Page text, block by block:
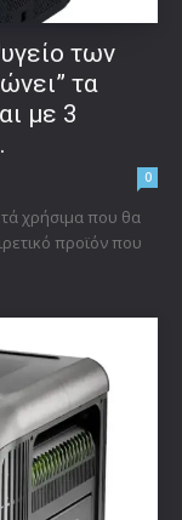
των
τα
με 3
0
χρήσιμα που θα
προϊόν που